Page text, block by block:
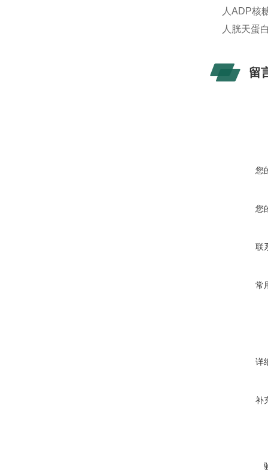
人ADP核
人胱天蛋
留
您
您
联
常
详
补